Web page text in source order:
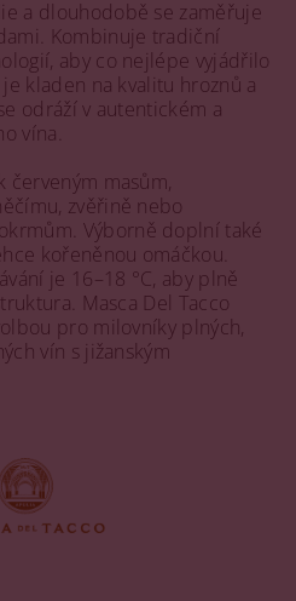
a dlouhodobě se zaměřuje
Kombinuje tradiční
aby co nejlépe vyjádřilo
kladen na kvalitu hroznů a
odráží v autentickém a
vína.
červeným masům,
zvěřině nebo
Výborně doplní také
kořeněnou omáčkou.
je 16–18 °C, aby plně
Masca Del Tacco
pro milovníky plných,
vín s jižanským